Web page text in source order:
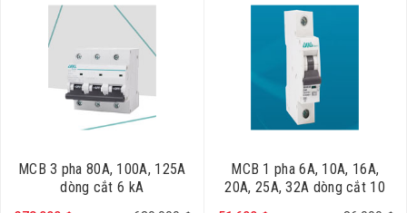
MCB 3 pha 80A, 100A, 125A
dòng cắt 6 kA
MCB 1 pha 6A, 10A, 16A,
20A, 25A, 32A dòng cắt 10